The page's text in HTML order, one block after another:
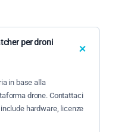
per droni
in base alla
drone. Contattaci
hardware, licenze